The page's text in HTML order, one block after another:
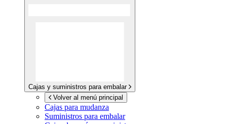
Cajas y suministros para embalar
Volver al menú principal
Cajas para mudanza
Suministros para embalar